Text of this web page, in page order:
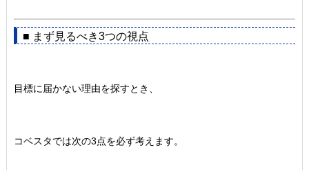
■ まず見るべき3つの視点
目標に届かない理由を探すとき、
コベスタでは次の3点を必ず考えます。